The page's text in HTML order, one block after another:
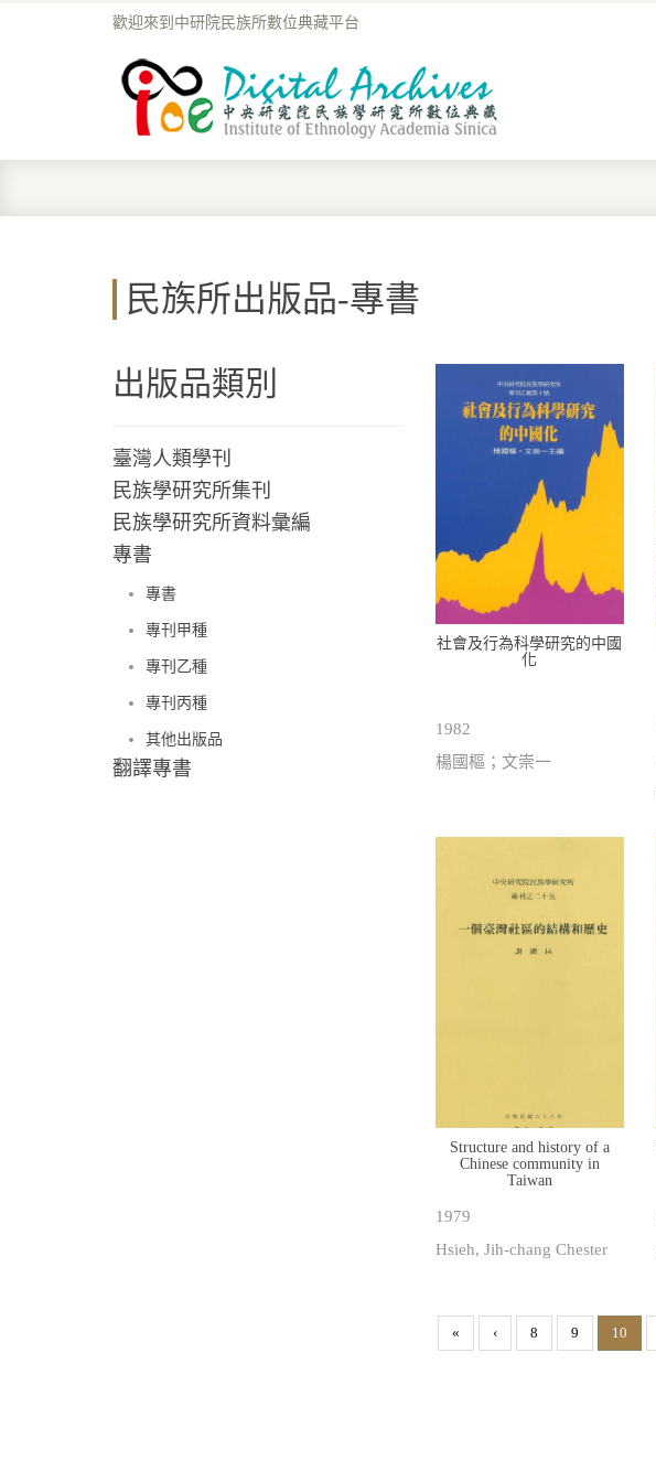
歡迎來到中研院民族所數位典藏平台
民族所出版品-專書
出版品類別
臺灣人類學刊
民族學研究所集刊
民族學研究所資料彙編
專書
專書
專刊甲種
專刊乙種
專刊丙種
其他出版品
翻譯專書
社會及行為科學研究的中國
化
1982
楊國樞；文崇一
Structure and history of a
Chinese community in
Taiwan
1979
Hsieh, Jih-chang Chester
« ‹ 8 9 10